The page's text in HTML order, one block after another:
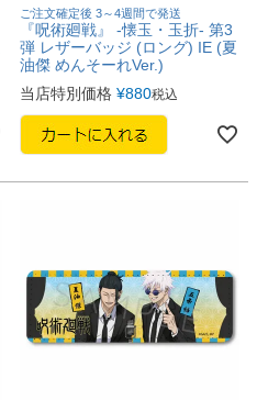
ご注文確定後 3～4週間で発送
『呪術廻戦』 -懐玉・玉折- 第3
弾 レザーバッジ (ロング) IE (夏
油傑 めんそーれVer.)
当店特別価格 ¥880税込